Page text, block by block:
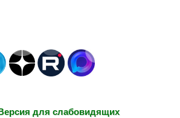
для слабовидящих